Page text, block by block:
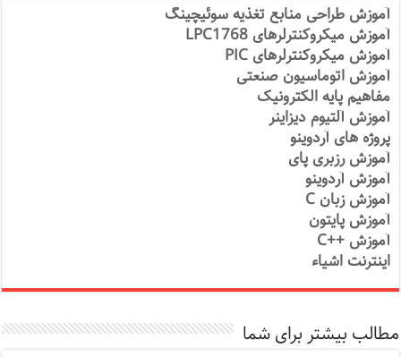
آموزش طراحی منابع تغذیه سوئیچینگ
آموزش میکروکنترلرهای LPC1768
آموزش میکروکنترلرهای PIC
آموزش اتوماسیون صنعتی
مفاهیم پایه الکترونیک
آموزش آلتیوم دیزاینر
پروژه های آردوینو
آموزش رزبری پای
آموزش آردوینو
آموزش زبان C
آموزش پایتون
آموزش ++C
اینترنت اشیاء
مطالب بیشتر برای شما